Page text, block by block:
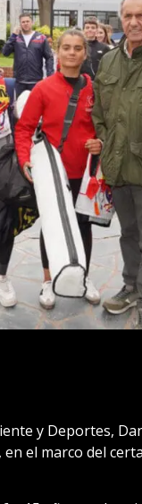
y Deportes,
el marco del